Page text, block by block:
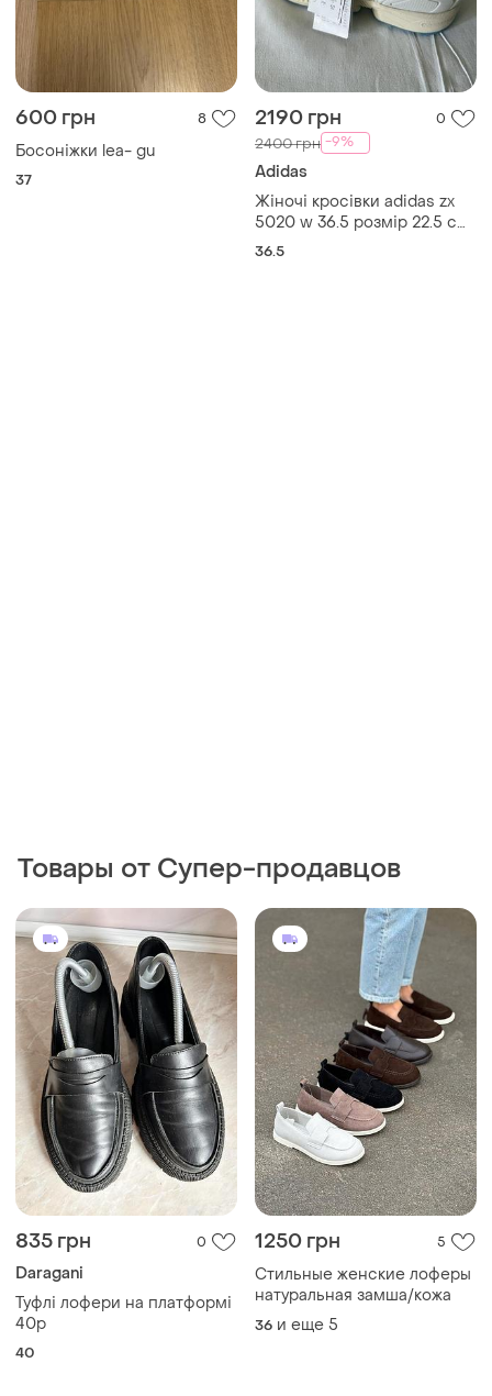
600 грн 8
Босоніжки lea- gu
37
2190 грн 0
2400 грн -9%
Adidas
Жіночі кросівки adidas zx
5020 w 36.5 розмір 22.5 см
нові з бірками
36.5
Товары от Супер-продавцов
835 грн 0
Daragani
Туфлі лофери на платформі
40р
40
1250 грн 5
Стильные женские лоферы
натуральная замша/кожа
36 и еще 5